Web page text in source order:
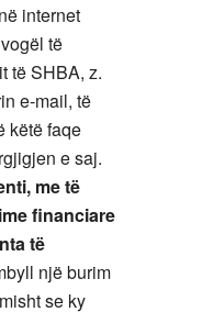
internet
të
të SHBA, z.
e-mail, të
këtë faqe
e saj.
me të
financiare
të
një burim
se ky